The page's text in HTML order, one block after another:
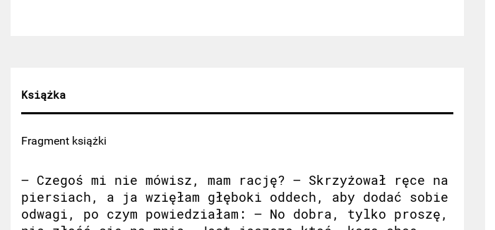
Książka
Fragment książki
– Czegoś mi nie mówisz, mam rację? – Skrzyżował ręce na
piersiach, a ja wzięłam głęboki oddech, aby dodać sobie
odwagi, po czym powiedziałam: – No dobra, tylko proszę,